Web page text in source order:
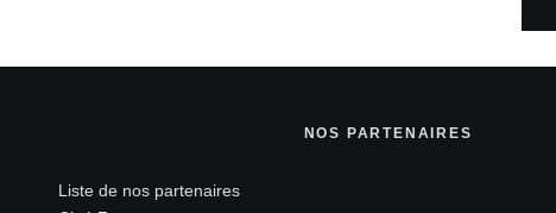
NOS PARTENAIRES
Liste de nos partenaires